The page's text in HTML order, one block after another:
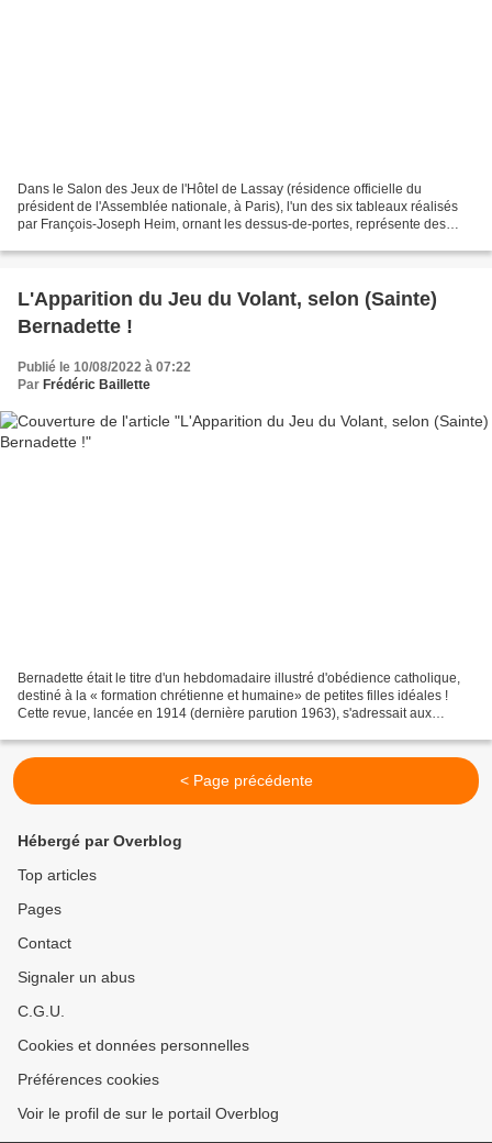
Dans le Salon des Jeux de l'Hôtel de Lassay (résidence officielle du
président de l'Assemblée nationale, à Paris), l'un des six tableaux réalisés
par François-Joseph Heim, ornant les dessus-de-portes, représente des
L'Apparition du Jeu du Volant, selon (Sainte)
Bernadette !
Publié le 10/08/2022 à 07:22
Par Frédéric Baillette
Bernadette était le titre d'un hebdomadaire illustré d'obédience catholique,
destiné à la « formation chrétienne et humaine» de petites filles idéales !
Cette revue, lancée en 1914 (dernière parution 1963), s'adressait aux
< Page précédente
Hébergé par Overblog
Top articles
Pages
Contact
Signaler un abus
C.G.U.
Cookies et données personnelles
Préférences cookies
Voir le profil de sur le portail Overblog